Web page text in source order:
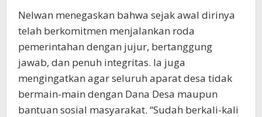
Nelwan menegaskan bahwa sejak awal dirinya
telah berkomitmen menjalankan roda
pemerintahan dengan jujur, bertanggung
jawab, dan penuh integritas. Ia juga
mengingatkan agar seluruh aparat desa tidak
bermain-main dengan Dana Desa maupun
bantuan sosial masyarakat. “Sudah berkali-kali